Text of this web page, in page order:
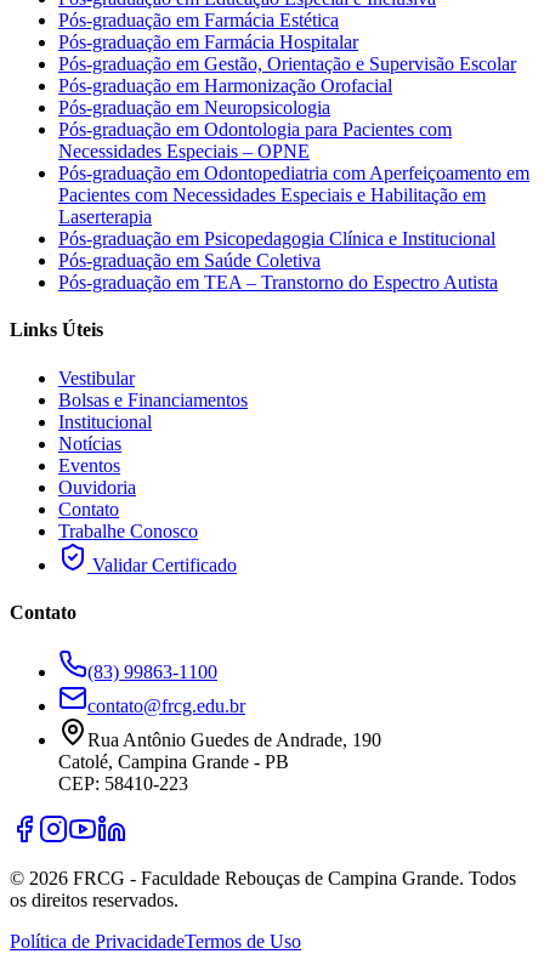
Pós-graduação em Farmácia Estética
Pós-graduação em Farmácia Hospitalar
Pós-graduação em Gestão, Orientação e Supervisão Escolar
Pós-graduação em Harmonização Orofacial
Pós-graduação em Neuropsicologia
Pós-graduação em Odontologia para Pacientes com
Necessidades Especiais – OPNE
Pós-graduação em Odontopediatria com Aperfeiçoamento em
Pacientes com Necessidades Especiais e Habilitação em
Laserterapia
Pós-graduação em Psicopedagogia Clínica e Institucional
Pós-graduação em Saúde Coletiva
Pós-graduação em TEA – Transtorno do Espectro Autista
Links Úteis
Vestibular
Bolsas e Financiamentos
Institucional
Notícias
Eventos
Ouvidoria
Contato
Trabalhe Conosco
Validar Certificado
Contato
(83) 99863-1100
contato@frcg.edu.br
Rua Antônio Guedes de Andrade, 190
Catolé, Campina Grande - PB
CEP: 58410-223
© 2026 FRCG - Faculdade Rebouças de Campina Grande. Todos
os direitos reservados.
Política de PrivacidadeTermos de Uso